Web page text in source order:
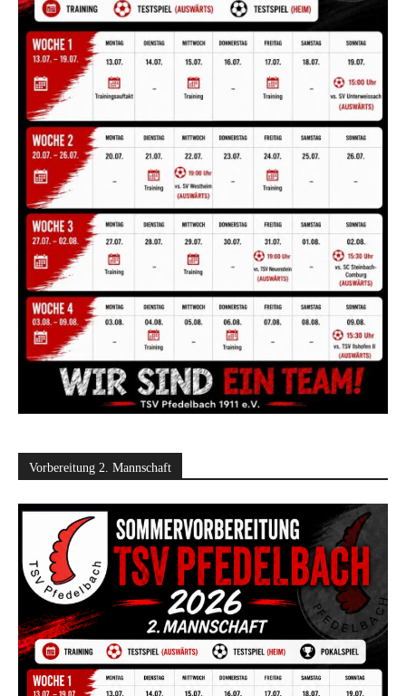
Vorbereitung 2. Mannschaft